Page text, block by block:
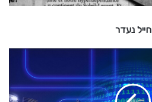
חייל נעדר